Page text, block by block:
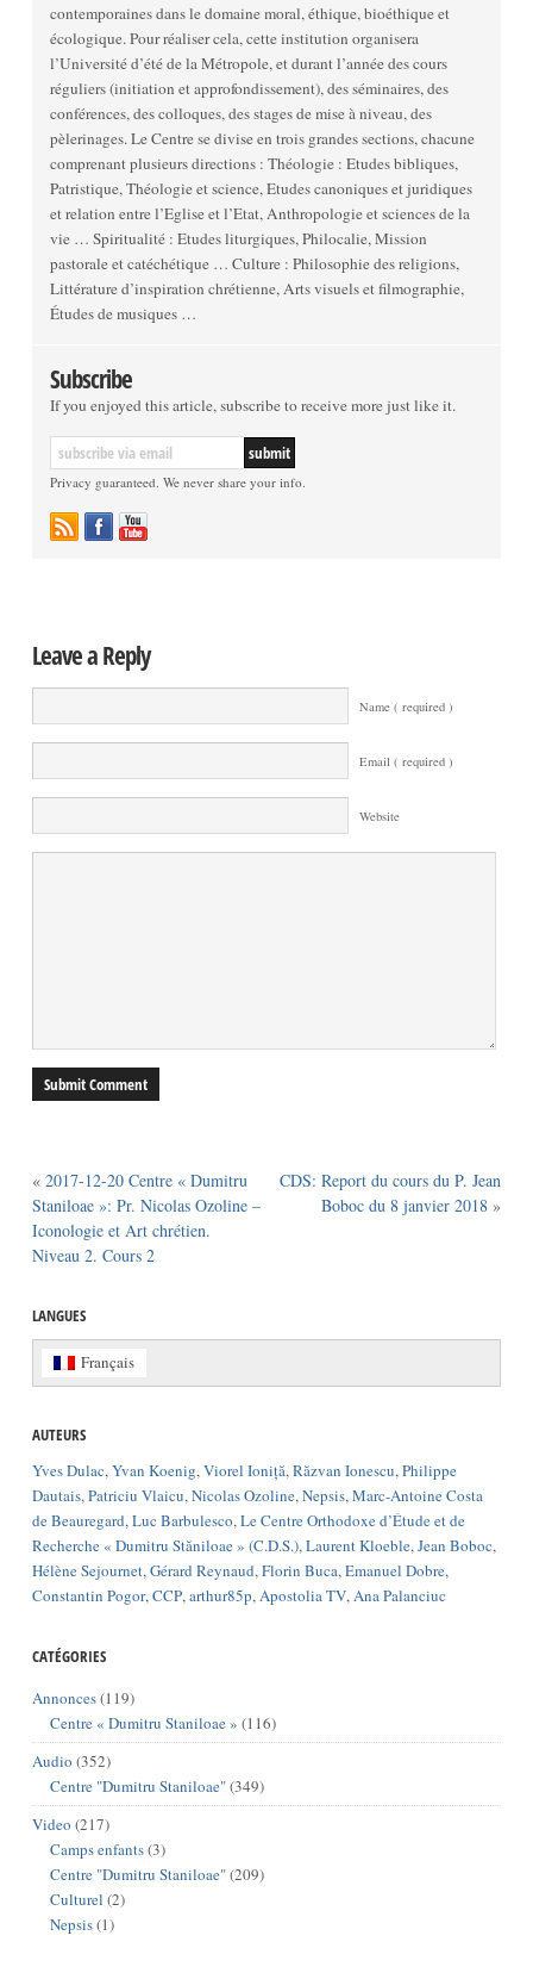
contemporaines dans le domaine moral, éthique, bioéthique et
écologique. Pour réaliser cela, cette institution organisera
l’Université d’été de la Métropole, et durant l’année des cours
réguliers (initiation et approfondissement), des séminaires, des
conférences, des colloques, des stages de mise à niveau, des
pèlerinages. Le Centre se divise en trois grandes sections, chacune
comprenant plusieurs directions : Théologie : Etudes bibliques,
Patristique, Théologie et science, Etudes canoniques et juridiques
et relation entre l’Eglise et l’Etat, Anthropologie et sciences de la
vie … Spiritualité : Etudes liturgiques, Philocalie, Mission
pastorale et catéchétique … Culture : Philosophie des religions,
Littérature d’inspiration chrétienne, Arts visuels et filmographie,
Études de musiques …
Subscribe
If you enjoyed this article, subscribe to receive more just like it.
Privacy guaranteed. We never share your info.
Leave a Reply
Name ( required )
Email ( required )
Website
« 2017-12-20 Centre « Dumitru
Staniloae »: Pr. Nicolas Ozoline –
Iconologie et Art chrétien.
Niveau 2. Cours 2
CDS: Report du cours du P. Jean
Boboc du 8 janvier 2018 »
LANGUES
Français
AUTEURS
Yves Dulac,Yvan Koenig,Viorel Ioniță,Răzvan Ionescu,Philippe
Dautais,Patriciu Vlaicu,Nicolas Ozoline,Nepsis,Marc-Antoine Costa
de Beauregard,Luc Barbulesco,Le Centre Orthodoxe d’Étude et de
Recherche « Dumitru Stăniloae » (C.D.S.),Laurent Kloeble,Jean Boboc,
Hélène Sejournet,Gérard Reynaud,Florin Buca,Emanuel Dobre,
Constantin Pogor,CCP,arthur85p,Apostolia TV,Ana Palanciuc
CATÉGORIES
Annonces(119)
Centre « Dumitru Staniloae » (116)
Audio (352)
Centre "Dumitru Staniloae"(349)
Video (217)
Camps enfants(3)
Centre "Dumitru Staniloae"(209)
Culturel (2)
Nepsis(1)